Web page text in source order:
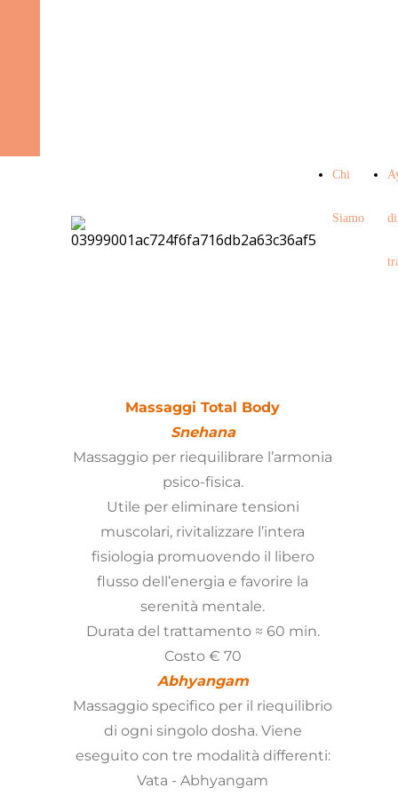
Chi
Siamo di
Massaggi Total Body
Snehana
Massaggio per riequilibrare l’armonia
psico-fisica.
Utile per eliminare tensioni
muscolari, rivitalizzare l’intera
fisiologia promuovendo il libero
flusso dell’energia e favorire la
serenità mentale.
Durata del trattamento ≈ 60 min.
Costo € 70
Abhyangam
Massaggio specifico per il riequilibrio
di ogni singolo dosha. Viene
eseguito con tre modalità differenti:
Vata - Abhyangam